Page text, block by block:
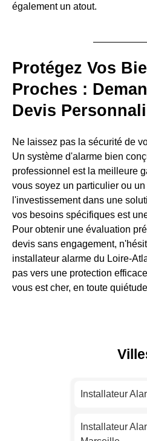
également un atout.
Protégez Vos
Proches :
Devis
Ne laissez pas la sécurité de
Un système d'alarme bien
professionnel est la meilleure
vous soyez un particulier ou
l'investissement dans une
vos besoins spécifiques est
Pour obtenir une évaluation
devis sans engagement,
installateur alarme du Loire-
pas vers une protection
vous est cher, en toute
Installateur
Installateur